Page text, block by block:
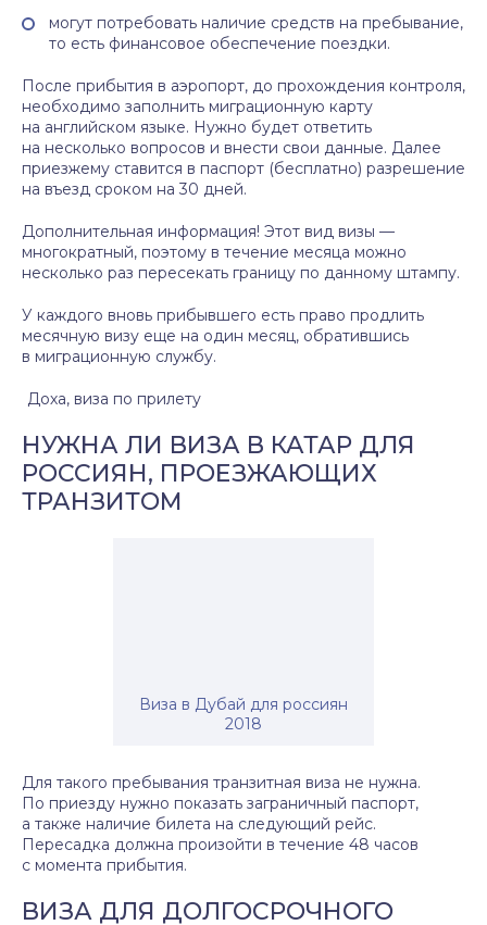
могут потребовать наличие средств на пребывание,
то есть финансовое обеспечение поездки.
После прибытия в аэропорт, до прохождения контроля,
необходимо заполнить миграционную карту
на английском языке. Нужно будет ответить
на несколько вопросов и внести свои данные. Далее
приезжему ставится в паспорт (бесплатно) разрешение
на въезд сроком на 30 дней.
Дополнительная информация! Этот вид визы —
многократный, поэтому в течение месяца можно
несколько раз пересекать границу по данному штампу.
У каждого вновь прибывшего есть право продлить
месячную визу еще на один месяц, обратившись
в миграционную службу.
Доха, виза по прилету
НУЖНА ЛИ ВИЗА В КАТАР ДЛЯ
РОССИЯН, ПРОЕЗЖАЮЩИХ
ТРАНЗИТОМ
Виза в Дубай для россиян
2018
Для такого пребывания транзитная виза не нужна.
По приезду нужно показать заграничный паспорт,
а также наличие билета на следующий рейс.
Пересадка должна произойти в течение 48 часов
с момента прибытия.
ВИЗА ДЛЯ ДОЛГОСРОЧНОГО